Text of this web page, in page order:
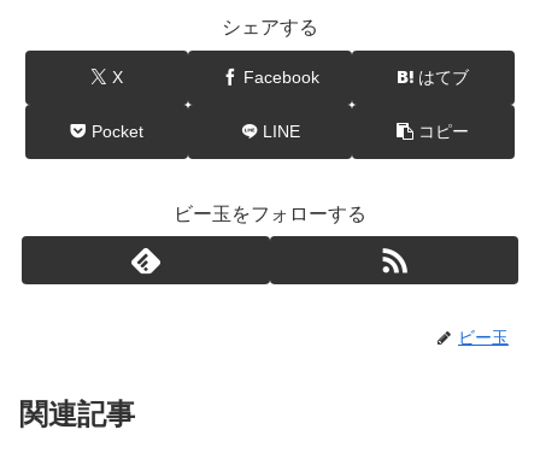
シェアする
X Facebook はてブ
Pocket LINE コピー
ビー玉をフォローする
ビー玉
関連記事